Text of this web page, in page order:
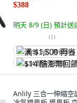
$388
明天 8/9 (日) 預計送
(1)
满 $1,500 再省 $75
$14 酷澎幣回饋
Anlily 三合一伸縮空